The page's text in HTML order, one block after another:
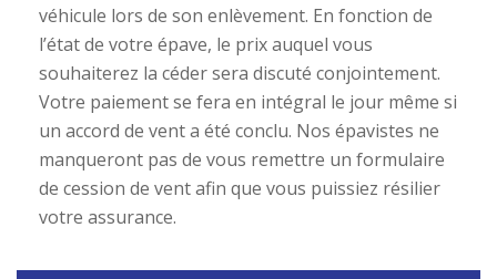
véhicule lors de son enlèvement. En fonction de
l’état de votre épave, le prix auquel vous
souhaiterez la céder sera discuté conjointement.
Votre paiement se fera en intégral le jour même si
un accord de vent a été conclu. Nos épavistes ne
manqueront pas de vous remettre un formulaire
de cession de vent afin que vous puissiez résilier
votre assurance.